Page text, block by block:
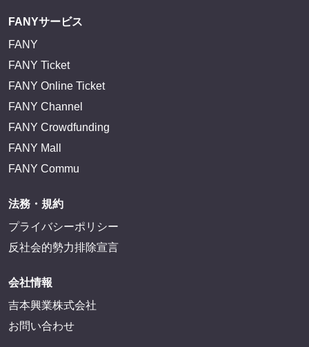
FANYサービス
FANY
FANY Ticket
FANY Online Ticket
FANY Channel
FANY Crowdfunding
FANY Mall
FANY Commu
法務・規約
プライバシーポリシー
反社会的勢力排除宣言
会社情報
吉本興業株式会社
お問い合わせ